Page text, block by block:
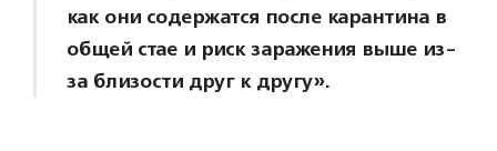
как они содержатся после карантина в
общей стае и риск заражения выше из-
за близости друг к другу».